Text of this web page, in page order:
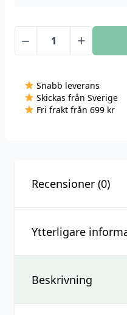
−
-
Spelkontroll
+
Snabb leverans
Skickas från Sverige
Fri frakt från 699 kr
Beskrivning
Ytterligare
Vikt
Dimensioner
Recensioner (0)
Recensioner
Det finns inga
Bli först med att
lampa –